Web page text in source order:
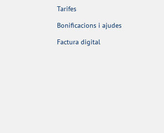
Tarifes
Bonificacions i ajudes
Factura digital